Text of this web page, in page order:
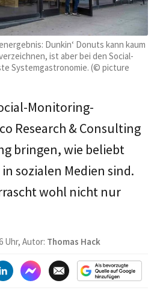
Dunkin‘ Donuts kann kaum
ist aber bei den Social-
Systemgastronomie. (© picture
Monitoring-
Research & Consulting
bringen, wie beliebt
sozialen Medien sind.
wohl nicht nur
Uhr, Autor: Thomas Hack